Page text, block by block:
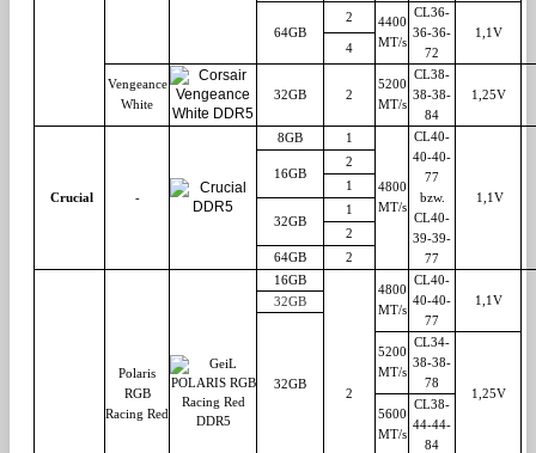
64GB
2
4400
MT/s
CL36-
36-36-
72
1,1V
4
Vengeance
White
32GB 2
5200
MT/s
CL38-
38-38-
84
1,25V
Crucial -
8GB 1
4800
MT/s
CL40-
40-40-
77
bzw.
CL40-
39-39-
77
1,1V
16GB
2
1
32GB
1
2
64GB
2
Polaris
RGB
Racing Red
16GB
2
4800
MT/s
CL40-
40-40-
77
1,1V
32GB
32GB
5200
MT/s
CL34-
38-38-
78
1,25V
5600
MT/s
CL38-
44-44-
84